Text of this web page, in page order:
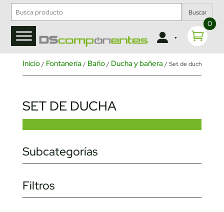
Buscar
0
Inicio/ Fontanería / Baño/ Ducha y bañera / Set de ducha
SET DE DUCHA
Subcategorías
Filtros